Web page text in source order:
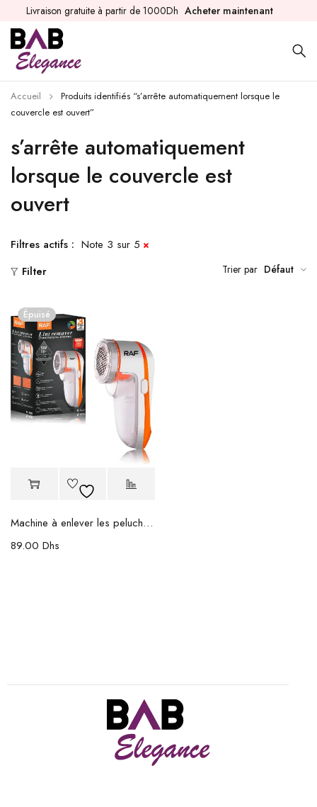
Livraison gratuite à partir de 1000Dh Acheter maintenant
s’arrête automatiquement
lorsque le couvercle est
ouvert
Accueil
Produits identifiés “s’arrête automatiquement lorsque le
couvercle est ouvert”
Filtres actifs : Note 3 sur 5
Filter Trier par Défaut
Épuisé
Machine à enlever les peluches RAF
89.00 Dhs